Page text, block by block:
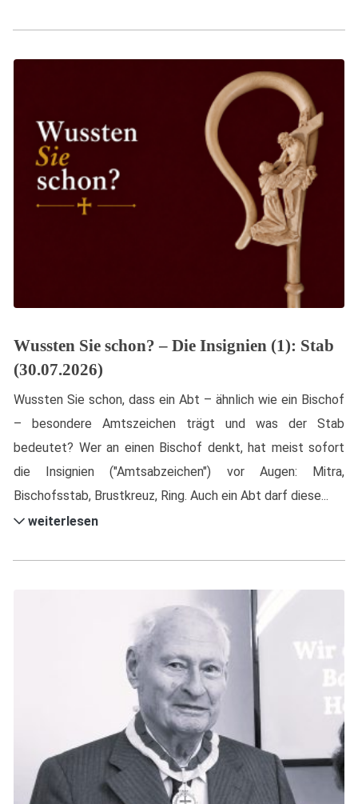
Wussten Sie schon? – Die Insignien (1): Stab
(30.07.2026)
Wussten Sie schon, dass ein Abt – ähnlich wie ein Bischof
– besondere Amtszeichen trägt und was der Stab
bedeutet? Wer an einen Bischof denkt, hat meist sofort
die Insignien ("Amtsabzeichen") vor Augen: Mitra,
Bischofsstab, Brustkreuz, Ring. Auch ein Abt darf diese...
weiterlesen